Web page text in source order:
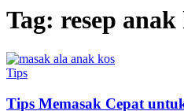
Tag: resep anak
Tips
Tips Memasak Cepat